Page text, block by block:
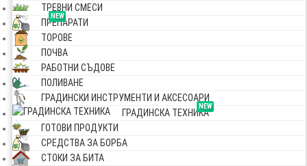
ТРЕВНИ СМЕСИ
NEW
ПРЕПАРАТИ
ТОРОВЕ
ПОЧВА
РАБОТНИ СЪДОВЕ
ПОЛИВАНЕ
ГРАДИНСКИ ИНСТРУМЕНТИ И АКСЕСОАРИ
NEW
ГРАДИНСКА ТЕХНИКА
ГОТОВИ ПРОДУКТИ
СРЕДСТВА ЗА БОРБА
СТОКИ ЗА БИТА